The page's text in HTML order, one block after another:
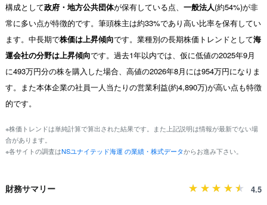
構成として政府・地方公共団体が保有している点、 一般法人(約54%)が非
常に多い点が特徴的です。筆頭株主は約33%であり高い比率を保有してい
ます。中長期で株価は上昇傾向です。業種別の長期株価トレンドとして海
運会社の分野は上昇傾向です。過去1年以内では、仮に低値の2025年9月
に493万円分の株を購入した場合、高値の2026年8月には954万円になりま
す。また本体企業の社員一人当たりの営業利益(約4,890万)が高い点も特徴
的です。
※株価トレンドは単純計算で算出された結果です。また上記説明は情報が最新でない場
合があります。
※各サイトの調査はNSユナイテッド海運 の業績・株式データからお進み下さい。
財務サマリー
4.5